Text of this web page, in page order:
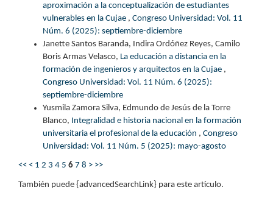
aproximación a la conceptualización de estudiantes
vulnerables en la Cujae , Congreso Universidad: Vol. 11
Núm. 6 (2025): septiembre-diciembre
Janette Santos Baranda, Indira Ordóñez Reyes, Camilo
Boris Armas Velasco, La educación a distancia en la
formación de ingenieros y arquitectos en la Cujae ,
Congreso Universidad: Vol. 11 Núm. 6 (2025):
septiembre-diciembre
Yusmila Zamora Silva, Edmundo de Jesús de la Torre
Blanco, Integralidad e historia nacional en la formación
universitaria el profesional de la educación , Congreso
Universidad: Vol. 11 Núm. 5 (2025): mayo-agosto
<< < 1 2 3 4 5 6 7 8 > >>
También puede {advancedSearchLink} para este artículo.